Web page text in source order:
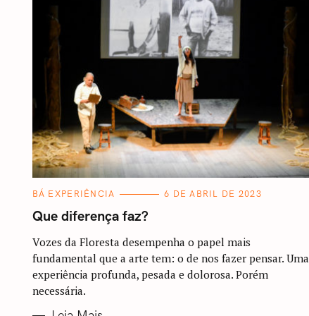
C
T
E
O
R
I
S
BÁ EXPERIÊNCIA 6 DE ABRIL DE 2023
Que diferença faz?
Vozes da Floresta desempenha o papel mais
fundamental que a arte tem: o de nos fazer pensar. Uma
experiência profunda, pesada e dolorosa. Porém
necessária.